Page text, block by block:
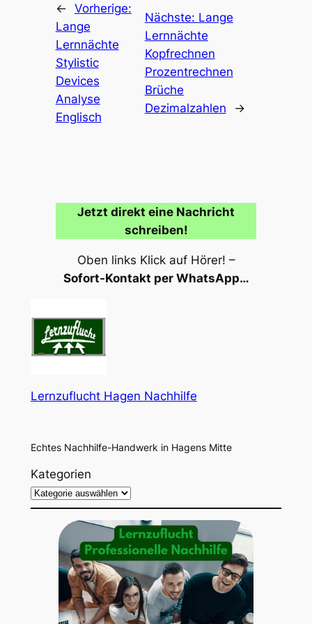
← Vorherige:
Lange
Lernnächte
Stylistic
Devices
Analyse
Englisch
Nächste: Lange
Lernnächte
Kopfrechnen
Prozentrechnen
Brüche
Dezimalzahlen
→
Jetzt direkt eine Nachricht
schreiben!
Oben links Klick auf Hörer! –
Sofort-Kontakt per WhatsApp…
Lernzuflucht Hagen Nachhilfe
Echtes Nachhilfe-Handwerk in Hagens Mitte
Kategorien